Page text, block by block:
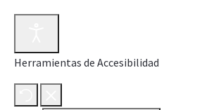
Herramientas de Accesibilidad